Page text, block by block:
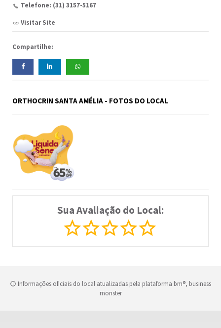
Telefone: (31) 3157-5167
Visitar Site
Compartilhe:
ORTHOCRIN SANTA AMÉLIA - FOTOS DO LOCAL
Sua Avaliação do Local:
Informações oficiais do local atualizadas pela plataforma bm®, business
monster